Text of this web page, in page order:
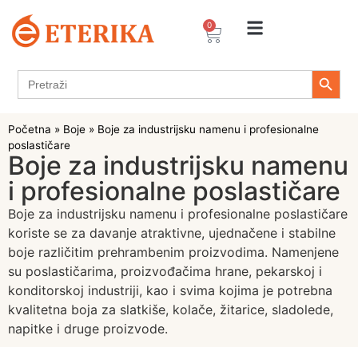
0
Search
for:
Search
Početna » Boje » Boje za industrijsku namenu i profesionalne
poslastičare
Boje za industrijsku namenu
i profesionalne poslastičare
Boje za industrijsku namenu i profesionalne poslastičare
koriste se za davanje atraktivne, ujednačene i stabilne
boje različitim prehrambenim proizvodima. Namenjene
su poslastičarima, proizvođačima hrane, pekarskoj i
konditorskoj industriji, kao i svima kojima je potrebna
kvalitetna boja za slatkiše, kolače, žitarice, sladolede,
napitke i druge proizvode.